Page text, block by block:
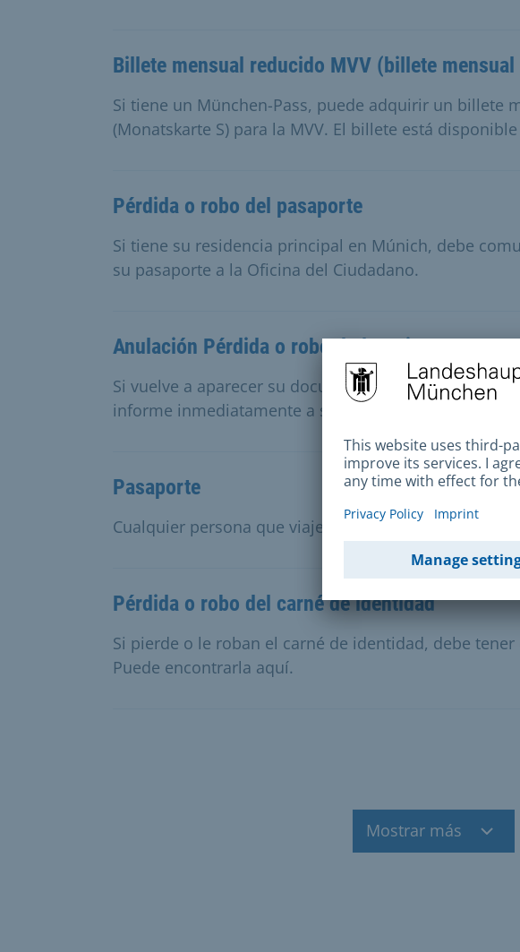
Billete mensual reducido MVV (billete mensual
Si tiene un München-Pass, puede adquirir un billete
(Monatskarte S) para la MVV. El billete está
Pérdida o robo del pasaporte
Si tiene su residencia principal en Múnich, debe
su pasaporte a la Oficina del Ciudadano.
Anulación Pérdida o robo de la tarjeta eID
Si vuelve a aparecer su documento de identidad
informe inmediatamente a su Oficina de Registro de
Pasaporte
Cualquier persona que viaje fuera de la Unión
Pérdida o robo del carné de identidad
Si pierde o le roban el carné de identidad, debe
Puede encontrarla aquí.
Mostrar más